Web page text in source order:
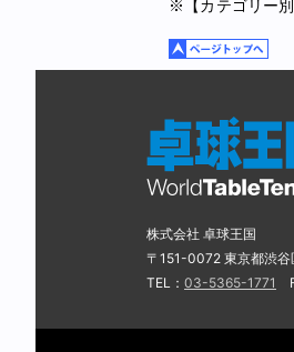
※【カテゴリー
株式会社 卓球王国
〒151-0072 東京都渋
TEL： 03-5365-1771